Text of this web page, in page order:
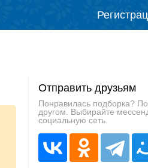
Отправить друзьям
Понравилась подборка?
другом. Выбирайте
социальную сеть.